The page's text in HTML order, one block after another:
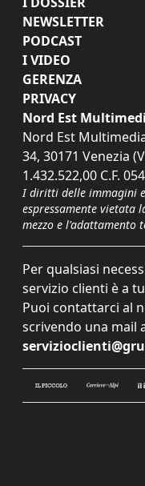
NEWSLETTER
PODCAST
I VIDEO
GERENZA
PRIVACY
Nord Est
Nord Est
34, 30171 Venezia
1.432.522,00 C.F.
I diritti delle immagini
espressamente vietata
mezzo e l'adattamento
Per qualsiasi
servizio clienti è a
Puoi contattarci al
scrivendo una mail